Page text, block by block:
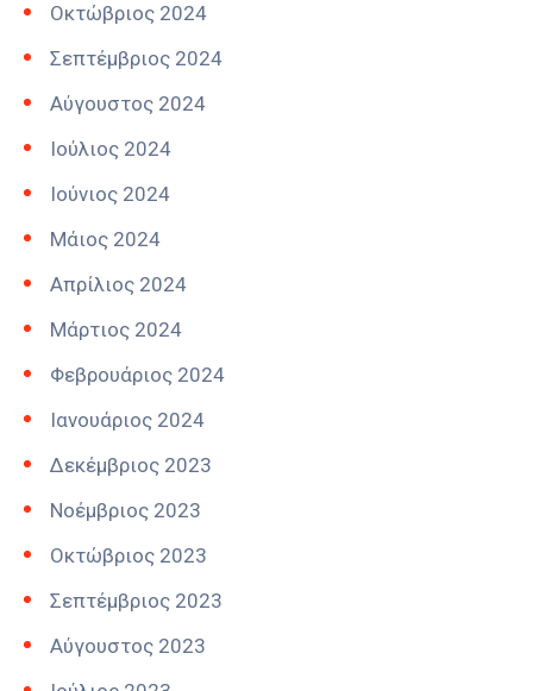
Οκτώβριος 2024
Σεπτέμβριος 2024
Αύγουστος 2024
Ιούλιος 2024
Ιούνιος 2024
Μάιος 2024
Απρίλιος 2024
Μάρτιος 2024
Φεβρουάριος 2024
Ιανουάριος 2024
Δεκέμβριος 2023
Νοέμβριος 2023
Οκτώβριος 2023
Σεπτέμβριος 2023
Αύγουστος 2023